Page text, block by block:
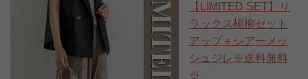
【LIMITED SET】リ
ラックス楊柳セット
アップ＋シアーメッ
シュジレ※送料無料
※